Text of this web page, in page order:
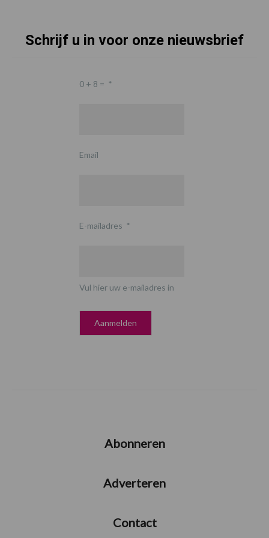
Schrijf u in voor onze nieuwsbrief
0 + 8 = *
Email
E-mailadres *
Vul hier uw e-mailadres in
Abonneren
Adverteren
Contact